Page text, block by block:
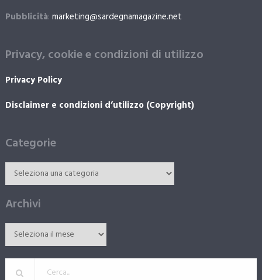
Pubblicità: marketing@sardegnamagazine.net
Privacy, cookie e condizioni di utilizzo
Privacy Policy
Disclaimer e condizioni d’utilizzo (Copyright)
Categorie
Archivi